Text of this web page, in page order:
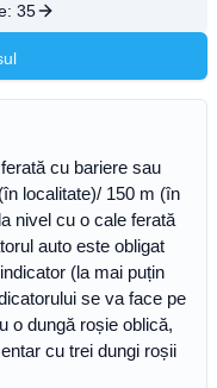
35
cu bariere sau
localitate)/ 150 m (în
nivel cu o cale ferată
auto este obligat
(la mai puțin
se va face pe
o dungă roșie oblică,
cu trei dungi roșii